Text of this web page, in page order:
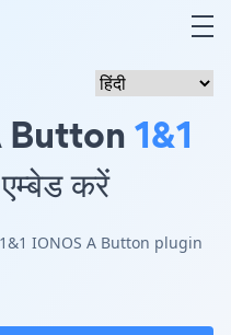
Button1&1
करें
के 1&1 IONOS A Button plugin